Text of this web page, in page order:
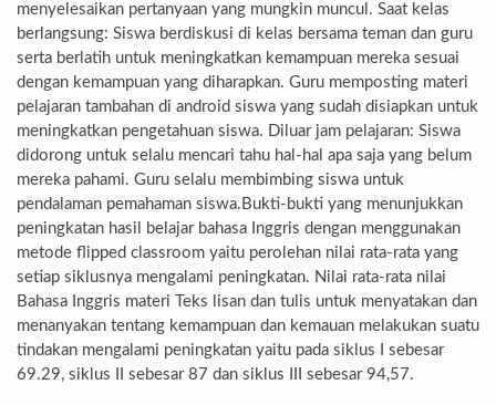
menyelesaikan pertanyaan yang mungkin muncul. Saat kelas
berlangsung: Siswa berdiskusi di kelas bersama teman dan guru
serta berlatih untuk meningkatkan kemampuan mereka sesuai
dengan kemampuan yang diharapkan. Guru memposting materi
pelajaran tambahan di android siswa yang sudah disiapkan untuk
meningkatkan pengetahuan siswa. Diluar jam pelajaran: Siswa
didorong untuk selalu mencari tahu hal-hal apa saja yang belum
mereka pahami. Guru selalu membimbing siswa untuk
pendalaman pemahaman siswa.Bukti-bukti yang menunjukkan
peningkatan hasil belajar bahasa Inggris dengan menggunakan
metode flipped classroom yaitu perolehan nilai rata-rata yang
setiap siklusnya mengalami peningkatan. Nilai rata-rata nilai
Bahasa Inggris materi Teks lisan dan tulis untuk menyatakan dan
menanyakan tentang kemampuan dan kemauan melakukan suatu
tindakan mengalami peningkatan yaitu pada siklus I sebesar
69.29, siklus II sebesar 87 dan siklus III sebesar 94,57.